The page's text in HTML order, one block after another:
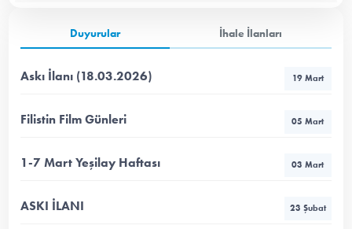
Duyurular İhale İlanları
Askı İlanı (18.03.2026) 19 Mart
Filistin Film Günleri 05 Mart
1-7 Mart Yeşilay Haftası 03 Mart
ASKI İLANI 23 Şubat